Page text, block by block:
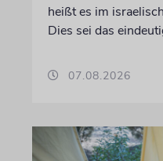
heißt es im
Dies sei das
07.08.2026